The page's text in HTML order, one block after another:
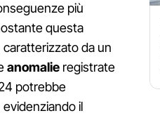
più
questa
caratterizzato da un
anomalie registrate
potrebbe
il